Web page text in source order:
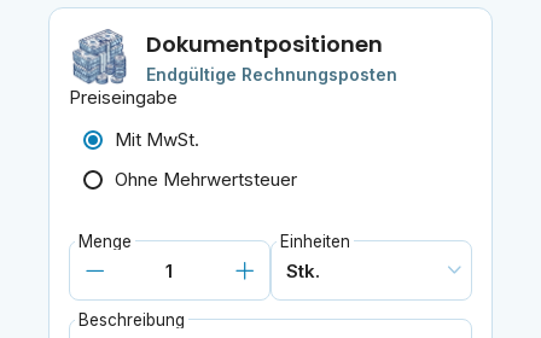
Dokumentpositionen
Endgültige Rechnungsposten
Preiseingabe
Mit MwSt.
Ohne Mehrwertsteuer
Menge Einheiten
Beschreibung